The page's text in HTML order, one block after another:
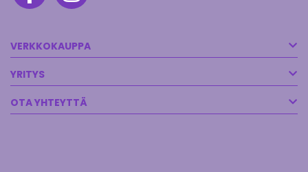
VERKKOKAUPPA
YRITYS
OTA YHTEYTTÄ